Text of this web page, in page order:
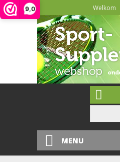
9,0 Welkom
MENU